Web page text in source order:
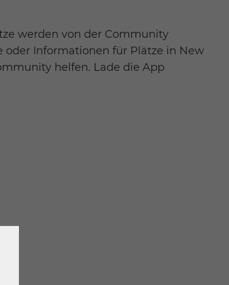
werden von der Community
Informationen für Plätze in New
helfen. Lade die App